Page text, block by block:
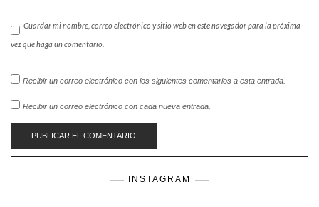
Guardar mi nombre, correo electrónico y sitio web en este navegador para la próxima
vez que haga un comentario.
Recibir un correo electrónico con los siguientes comentarios a esta entrada.
Recibir un correo electrónico con cada nueva entrada.
INSTAGRAM